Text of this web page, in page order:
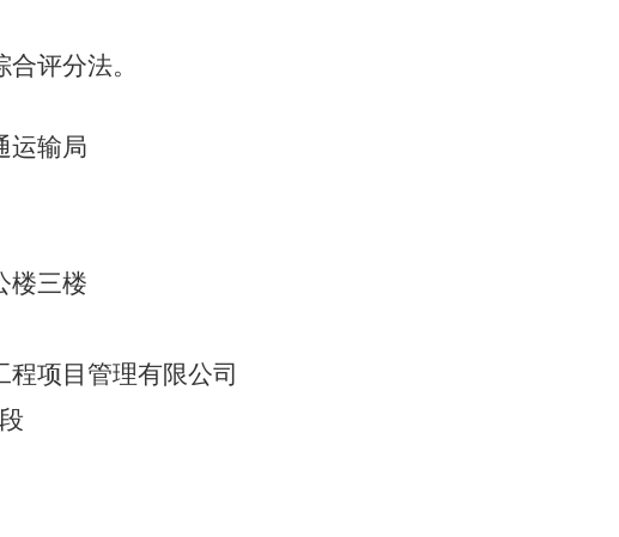
合评分法。
运输局
楼三楼
程项目管理有限公司